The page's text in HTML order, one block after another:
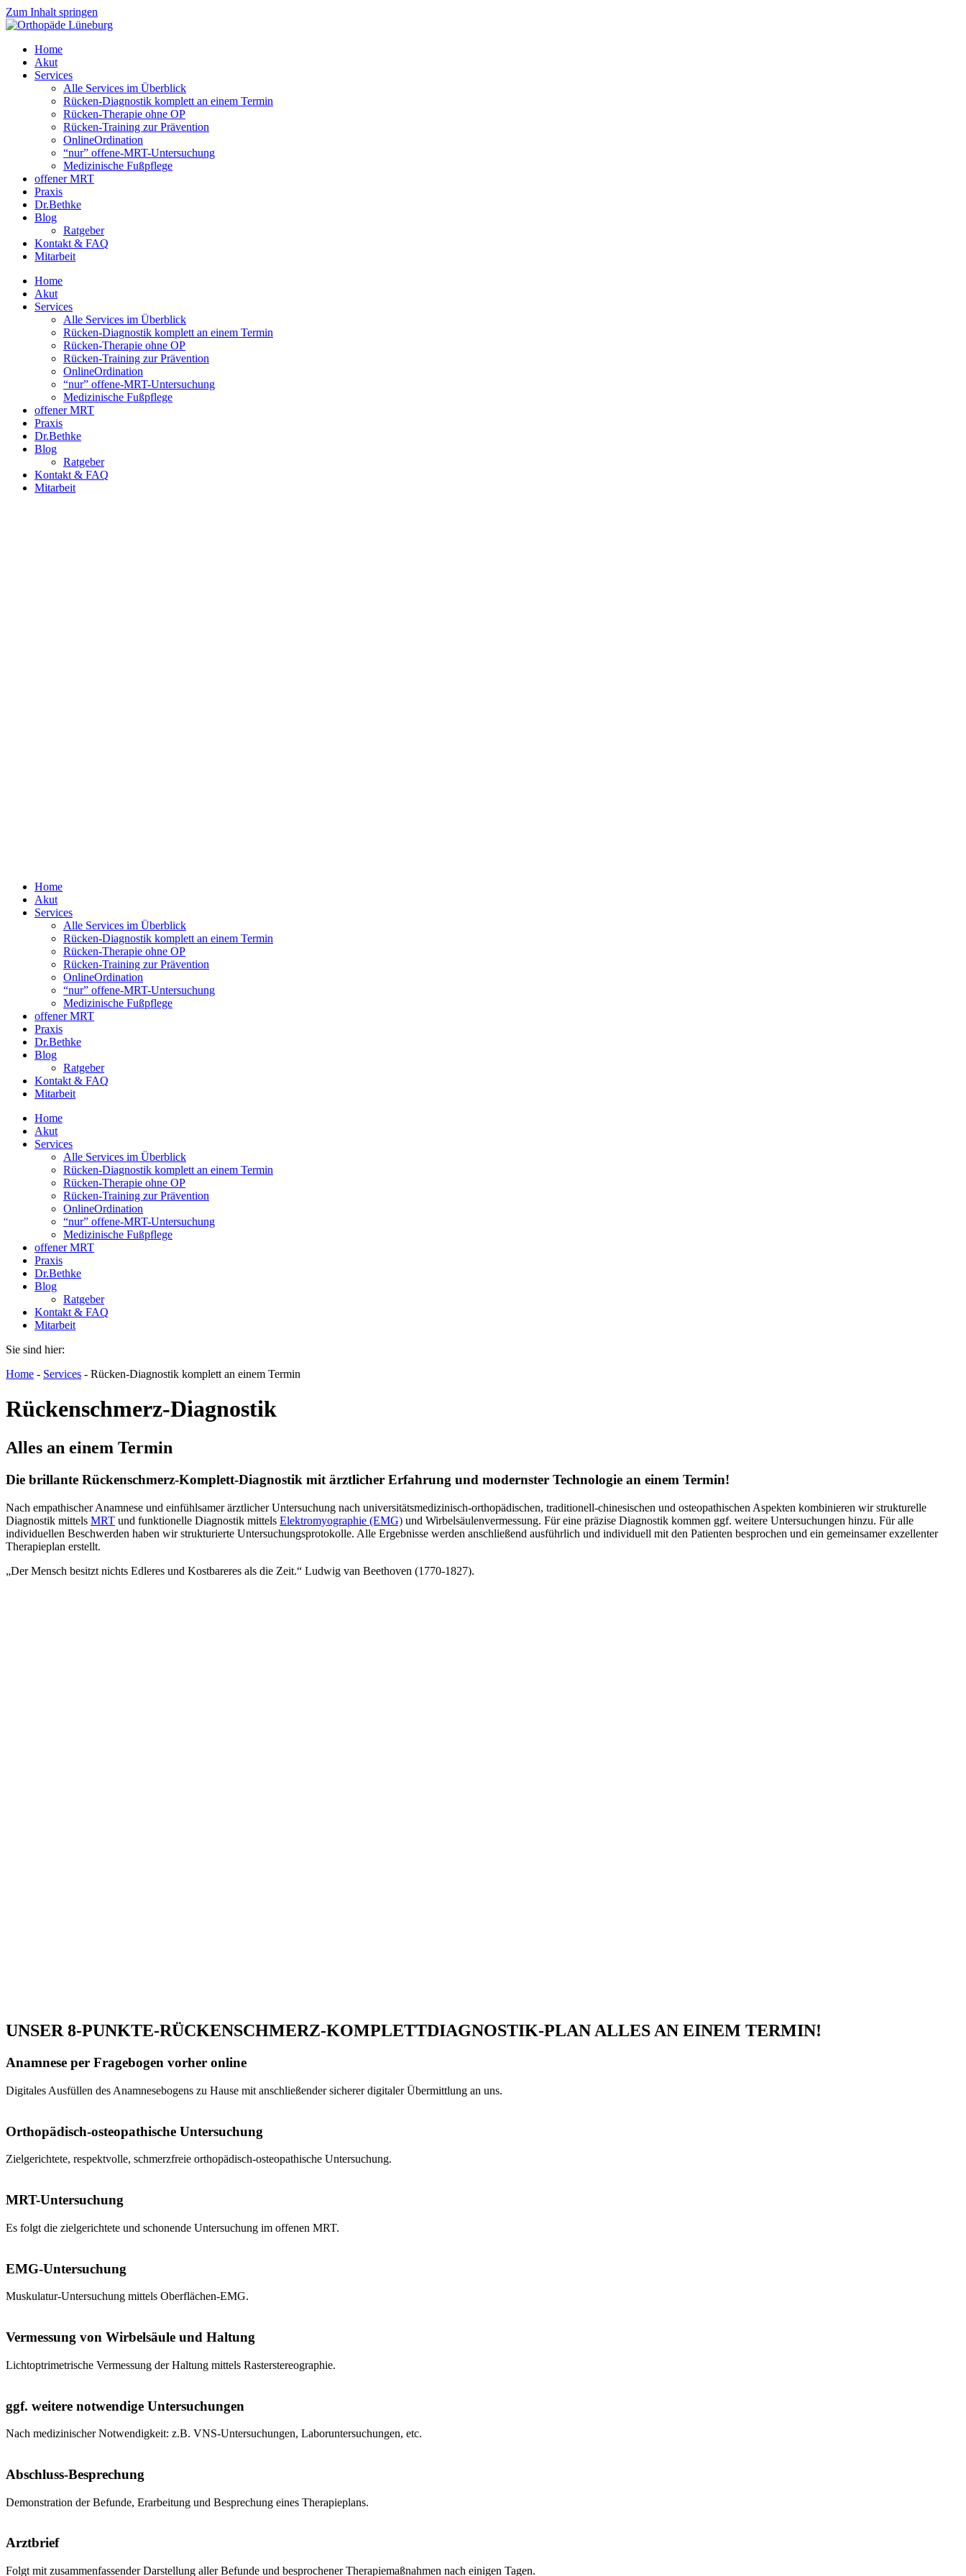
Zum Inhalt springen
Home
Akut
Services
Alle Services im Überblick
Rücken-Diagnostik komplett an einem Termin
Rücken-Therapie ohne OP
Rücken-Training zur Prävention
OnlineOrdination
“nur” offene-MRT-Untersuchung
Medizinische Fußpflege
offener MRT
Praxis
Dr.Bethke
Blog
Ratgeber
Kontakt & FAQ
Mitarbeit
Home
Akut
Services
Alle Services im Überblick
Rücken-Diagnostik komplett an einem Termin
Rücken-Therapie ohne OP
Rücken-Training zur Prävention
OnlineOrdination
“nur” offene-MRT-Untersuchung
Medizinische Fußpflege
offener MRT
Praxis
Dr.Bethke
Blog
Ratgeber
Kontakt & FAQ
Mitarbeit
Home
Akut
Services
Alle Services im Überblick
Rücken-Diagnostik komplett an einem Termin
Rücken-Therapie ohne OP
Rücken-Training zur Prävention
OnlineOrdination
“nur” offene-MRT-Untersuchung
Medizinische Fußpflege
offener MRT
Praxis
Dr.Bethke
Blog
Ratgeber
Kontakt & FAQ
Mitarbeit
Home
Akut
Services
Alle Services im Überblick
Rücken-Diagnostik komplett an einem Termin
Rücken-Therapie ohne OP
Rücken-Training zur Prävention
OnlineOrdination
“nur” offene-MRT-Untersuchung
Medizinische Fußpflege
offener MRT
Praxis
Dr.Bethke
Blog
Ratgeber
Kontakt & FAQ
Mitarbeit
Sie sind hier:
Home - Services - Rücken-Diagnostik komplett an einem Termin
Rückenschmerz-Diagnostik
Alles an einem Termin
Die brillante Rückenschmerz-Komplett-Diagnostik mit ärztlicher Erfahrung und modernster Technologie an einem Termin!
Nach empathischer Anamnese und einfühlsamer ärztlicher Untersuchung nach universitätsmedizinisch-orthopädischen, traditionell-chinesischen und osteopathischen Aspekten kombinieren wir strukturelle
Diagnostik mittels MRT und funktionelle Diagnostik mittels Elektromyographie (EMG) und Wirbelsäulenvermessung. Für eine präzise Diagnostik kommen ggf. weitere Untersuchungen hinzu. Für alle
individuellen Beschwerden haben wir strukturierte Untersuchungsprotokolle. Alle Ergebnisse werden anschließend ausführlich und individuell mit den Patienten besprochen und ein gemeinsamer exzellenter
Therapieplan erstellt.
„Der Mensch besitzt nichts Edleres und Kostbareres als die Zeit.“ Ludwig van Beethoven (1770-1827).
UNSER 8-PUNKTE-RÜCKENSCHMERZ-KOMPLETTDIAGNOSTIK-PLAN ALLES AN EINEM TERMIN!
Anamnese per Fragebogen vorher online
Digitales Ausfüllen des Anamnesebogens zu Hause mit anschließender sicherer digitaler Übermittlung an uns.
Orthopädisch-osteopathische Untersuchung
Zielgerichtete, respektvolle, schmerzfreie orthopädisch-osteopathische Untersuchung.
MRT-Untersuchung
Es folgt die zielgerichtete und schonende Untersuchung im offenen MRT.
EMG-Untersuchung
Muskulatur-Untersuchung mittels Oberflächen-EMG.
Vermessung von Wirbelsäule und Haltung
Lichtoptrimetrische Vermessung der Haltung mittels Rasterstereographie.
ggf. weitere notwendige Untersuchungen
Nach medizinischer Notwendigkeit: z.B. VNS-Untersuchungen, Laboruntersuchungen, etc.
Abschluss-Besprechung
Demonstration der Befunde, Erarbeitung und Besprechung eines Therapieplans.
Arztbrief
Folgt mit zusammenfassender Darstellung aller Befunde und besprochener Therapiemaßnahmen nach einigen Tagen.